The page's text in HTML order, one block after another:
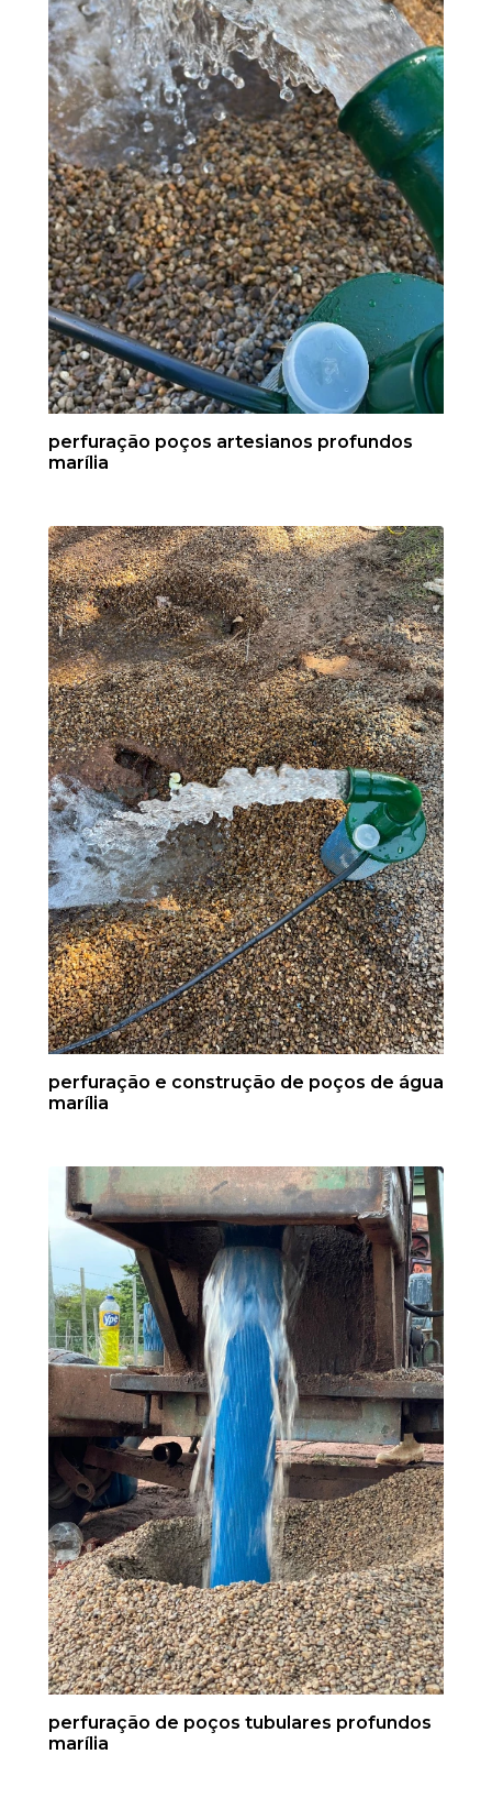
perfuração poços artesianos profundos
marília
perfuração e construção de poços de água
marília
perfuração de poços tubulares profundos
marília